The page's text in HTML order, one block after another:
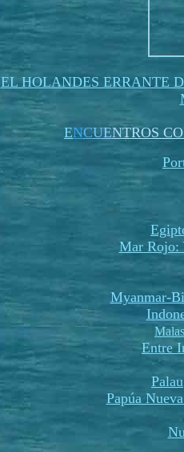
EL HOLANDES ERRANTE
ENCUENTROS
Mar Rojo:
Myanmar-
Entre
Palau
Papúa